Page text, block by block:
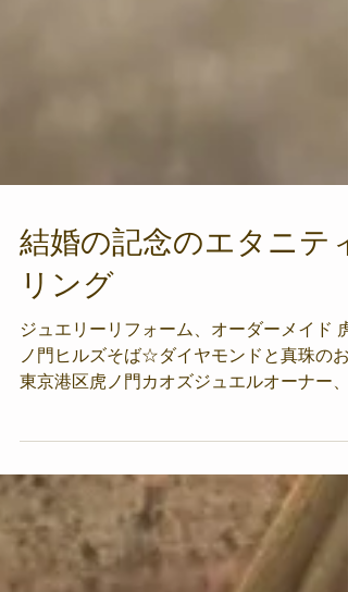
結婚の記念のエタニティ
リング
ジュエリーリフォーム、オーダーメイド 虎
ただくオーダー、 大人婚のダイヤモンドリ
ングをご注文いただくことがございます 先
日オーダーいただいたお客さまも、しっと
とした大人のカップル。 ご結婚の記念のダ
イヤモンドリングをお作りさせていただき